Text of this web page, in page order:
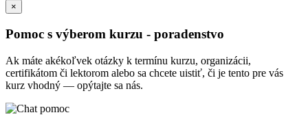
×
Pomoc s výberom kurzu - poradenstvo
Ak máte akékoľvek otázky k termínu kurzu, organizácii,
certifikátom či lektorom alebo sa chcete uistiť, či je tento pre vás
kurz vhodný — opýtajte sa nás.